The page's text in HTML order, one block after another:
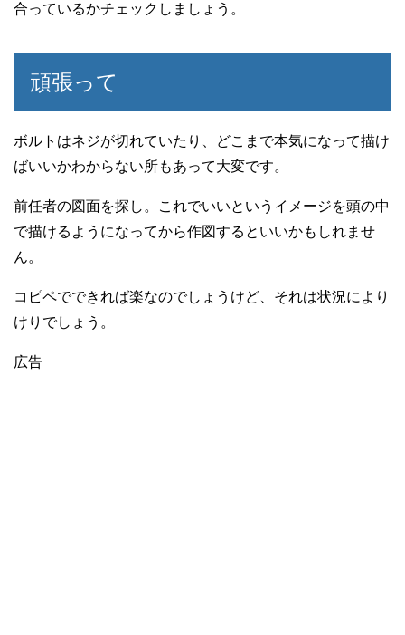
合っているかチェックしましょう。
頑張って
ボルトはネジが切れていたり、どこまで本気になって描け
ばいいかわからない所もあって大変です。
前任者の図面を探し。これでいいというイメージを頭の中
で描けるようになってから作図するといいかもしれませ
ん。
コピペでできれば楽なのでしょうけど、それは状況により
けりでしょう。
広告